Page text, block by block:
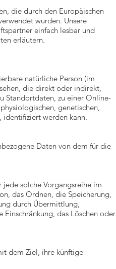
die durch den Europäischen
wurden. Unsere
einfach lesbar und
erläutern.
natürliche Person (im
die direkt oder indirekt,
Standortdaten, zu einer Online-
genetischen,
identifiziert werden kann.
Daten von dem für die
solche Vorgangsreihe im
das Ordnen, die Speicherung,
durch Übermittlung,
das Löschen oder
dem Ziel, ihre künftige